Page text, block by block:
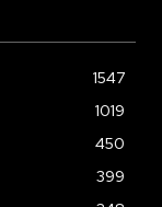
1547
1019
450
399